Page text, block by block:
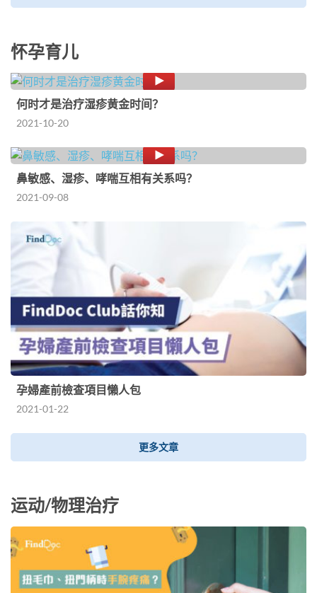
怀孕育儿
何时才是治疗湿疹黄金时间？
2021-10-20
鼻敏感、湿疹、哮喘互相有关系吗？
2021-09-08
孕婦產前檢查項目懶人包
2021-01-22
更多文章
运动/物理治疗